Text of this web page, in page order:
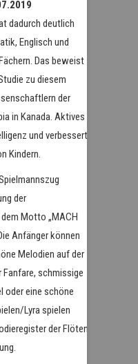
dadurch deutlich
Englisch und
Das beweist
zu diesem
der
in Kanada. Aktives
und verbessert
Kindern.
der
Motto „MACH
Anfänger können
Melodien auf der
schmissige
oder eine schöne
Lyra spielen
der Flöten